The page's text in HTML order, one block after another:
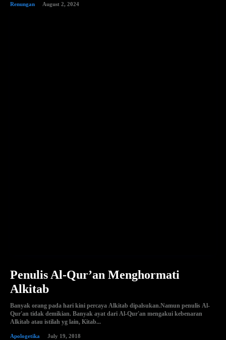
Renungan August 2, 2024
Penulis Al-Qur’an Menghormati
Alkitab
Banyak orang pada hari kini percaya Alkitab dipalsukan.Namun penulis Al-
Qur'an tidak demikian. Banyak ayat dari Al-Qur'an mengakui kebenaran
Alkitab atau istilah yg lain, Kitab...
Apologetika July 19, 2018